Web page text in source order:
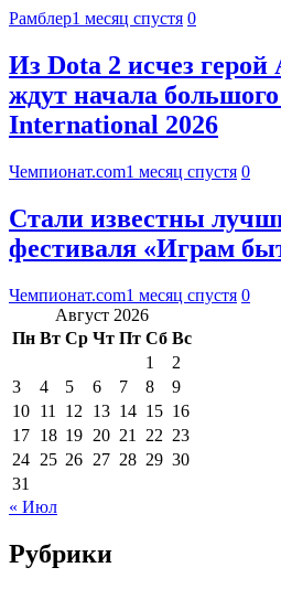
Рамблер1 месяц спустя 0
Из Dota 2 исчез
ждут начала
International 2026
Чемпионат.com1 месяц спустя 0
Стали известны
фестиваля «Играм
Чемпионат.com1 месяц спустя 0
Август 2026
Пн Вт Ср Чт Пт Сб Вс
1
2
3
4 5 6 7 8
9
10 11 12 13 14 15 16
17 18 19 20 21 22 23
24 25 26 27 28 29 30
31
« Июл
Рубрики